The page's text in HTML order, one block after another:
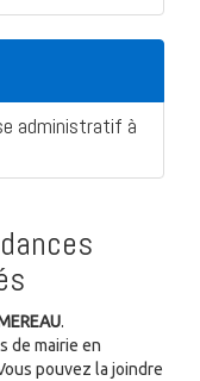
administratif à
.
de mairie en
pouvez la joindre